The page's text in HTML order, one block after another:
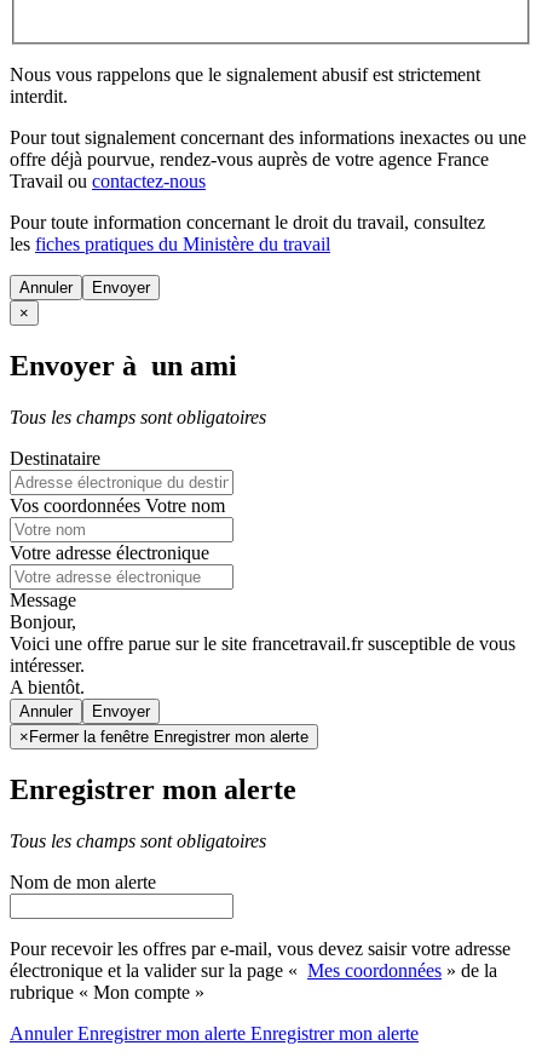
Nous vous rappelons que le signalement abusif est strictement
interdit.
Pour tout signalement concernant des informations inexactes ou une
offre déjà pourvue, rendez-vous auprès de votre agence France
Travail ou contactez-nous
Pour toute information concernant le droit du travail, consultez
les fiches pratiques du Ministère du travail
Annuler
×
Envoyer à un ami
Tous les champs sont obligatoires
Destinataire
Vos coordonnées Votre nom
Votre adresse électronique
Message
Bonjour,
Voici une offre parue sur le site francetravail.fr susceptible de vous
intéresser.
A bientôt.
Annuler
× Fermer la fenêtre Enregistrer mon alerte
Enregistrer mon alerte
Tous les champs sont obligatoires
Nom de mon alerte
Pour recevoir les offres par e-mail, vous devez saisir votre adresse
électronique et la valider sur la page « Mes coordonnées » de la
rubrique « Mon compte »
AnnulerEnregistrer mon alerte Enregistrermon alerte